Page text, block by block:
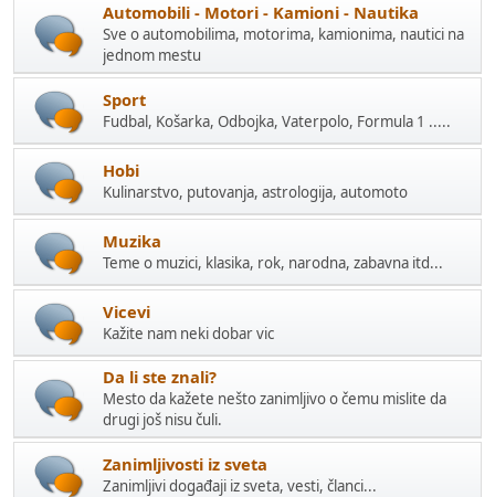
Automobili - Motori - Kamioni - Nautika
Sve o automobilima, motorima, kamionima, nautici na
jednom mestu
Sport
Fudbal, Košarka, Odbojka, Vaterpolo, Formula 1 .....
Hobi
Kulinarstvo, putovanja, astrologija, automoto
Muzika
Teme o muzici, klasika, rok, narodna, zabavna itd...
Vicevi
Kažite nam neki dobar vic
Da li ste znali?
Mesto da kažete nešto zanimljivo o čemu mislite da
drugi još nisu čuli.
Zanimljivosti iz sveta
Zanimljivi događaji iz sveta, vesti, članci...